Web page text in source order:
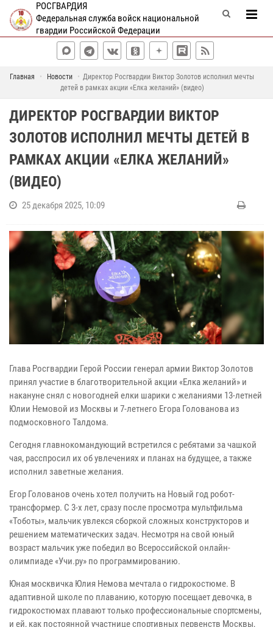
РОСГВАРДИЯ
Федеральная служба войск национальной
гвардии Российской Федерации
Главная Новости
Директор Росгвардии Виктор Золотов исполнил мечты
детей в рамках акции «Елка желаний» (видео)
ДИРЕКТОР РОСГВАРДИИ ВИКТОР
ЗОЛОТОВ ИСПОЛНИЛ МЕЧТЫ ДЕТЕЙ В
РАМКАХ АКЦИИ «ЕЛКА ЖЕЛАНИЙ»
(ВИДЕО)
25 декабря 2025, 10:09
Глава Росгвардии Герой России генерал армии Виктор Золотов
принял участие в благотворительной акции «Елка желаний» и
накануне снял с новогодней елки шарики с желаниями 13-летней
Юлии Немовой из Москвы и 7-летнего Егора Голованова из
подмосковного Талдома.
Сегодня главнокомандующий встретился с ребятами за чашкой
чая, расспросил их об увлечениях и планах на будущее, а также
исполнил заветные желания.
Егор Голованов очень хотел получить на Новый год робот-
трансформер. С 3-х лет, сразу после просмотра мультфильма
«Тоботы», мальчик увлекся сборкой сложных конструкторов и
решением математических задач. Несмотря на свой юный
возраст мальчик уже победил во Всероссийской онлайн-
олимпиаде «Учи.ру» по программированию.
Юная москвичка Юлия Немова мечтала о гидрокостюме. В
адаптивной школе по плаванию, которую посещает девочка, в
гидрокостюмах плавают только профессиональные спортсмены,
и ей, как постоянной участнице спортивных первенств Москвы,